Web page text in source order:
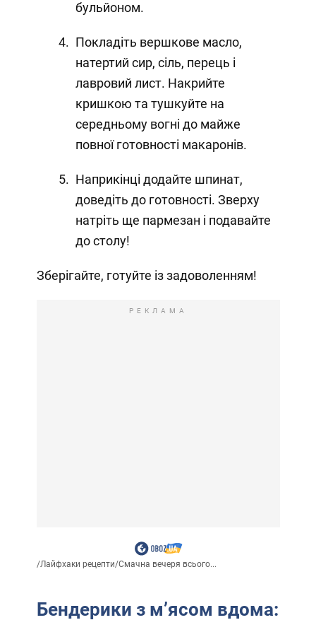
бульйоном.
Покладіть вершкове масло,
натертий сир, сіль, перець і
лавровий лист. Накрийте
кришкою та тушкуйте на
середньому вогні до майже
повної готовності макаронів.
Наприкінці додайте шпинат,
доведіть до готовності. Зверху
натріть ще пармезан і подавайте
до столу!
Зберігайте, готуйте із задоволенням!
РЕКЛАМА
/Лайфхаки рецепти/Смачна вечеря всього...
Бендерики з м’ясом вдома: